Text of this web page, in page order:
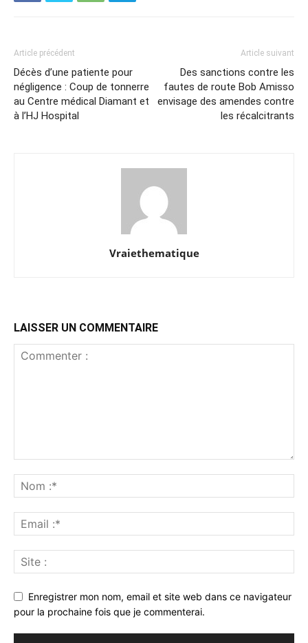
Article précédent
Décès d’une patiente pour
négligence : Coup de tonnerre
au Centre médical Diamant et
à l’HJ Hospital
Article suivant
Des sanctions contre les
fautes de route Bob Amisso
envisage des amendes contre
les récalcitrants
Vraiethematique
LAISSER UN COMMENTAIRE
Enregistrer mon nom, email et site web dans ce navigateur
pour la prochaine fois que je commenterai.